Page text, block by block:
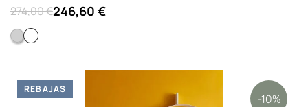
274,00 €246,60 €
Fume transparente
Cristal
-10%
REBAJAS